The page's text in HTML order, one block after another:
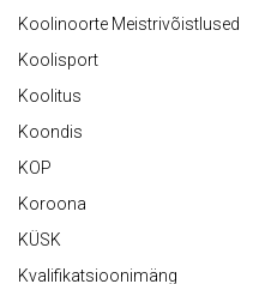
Koolinoorte Meistrivõistlused
Koolisport
Koolitus
Koondis
KOP
Koroona
KÜSK
Kvalifikatsioonimäng